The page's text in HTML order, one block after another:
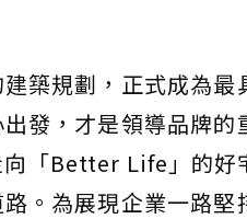
築規劃，正式成為
發，才是領導品牌
「Better Life」的好
。為展現企業一路